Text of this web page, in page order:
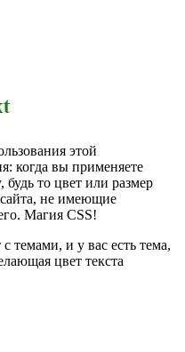
этой
когда вы применяете
будь то цвет или размер
не имеющие
Магия CSS!
темами, и у вас есть тема,
цвет текста